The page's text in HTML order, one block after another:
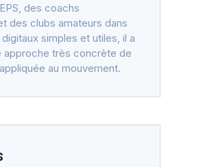
des coachs
des clubs amateurs dans
digitaux simples et utiles, il a
approche très concrète de
au mouvement.